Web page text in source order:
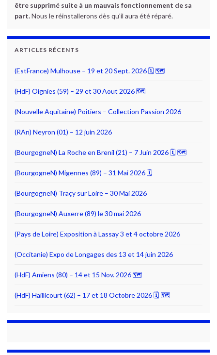
être supprimé suite à un mauvais fonctionnement de sa
part.Nous le réinstallerons dès qu'il aura été réparé.
ARTICLES RÉCENTS
(EstFrance) Mulhouse – 19 et 20 Sept. 2026 🗓 🗺
(HdF) Oignies (59) – 29 et 30 Aout 2026 🗺
(Nouvelle Aquitaine) Poitiers – Collection Passion 2026
(RAn) Neyron (01) – 12 juin 2026
(BourgogneN) La Roche en Brenil (21) – 7 Juin 2026 🗓 🗺
(BourgogneN) Migennes (89) – 31 Mai 2026 🗓
(BourgogneN) Traçy sur Loire – 30 Mai 2026
(BourgogneN) Auxerre (89) le 30 mai 2026
(Pays de Loire) Exposition à Lassay 3 et 4 octobre 2026
(Occitanie) Expo de Longages des 13 et 14 juin 2026
(HdF) Amiens (80) – 14 et 15 Nov. 2026 🗺
(HdF) Haillicourt (62) – 17 et 18 Octobre 2026 🗓 🗺